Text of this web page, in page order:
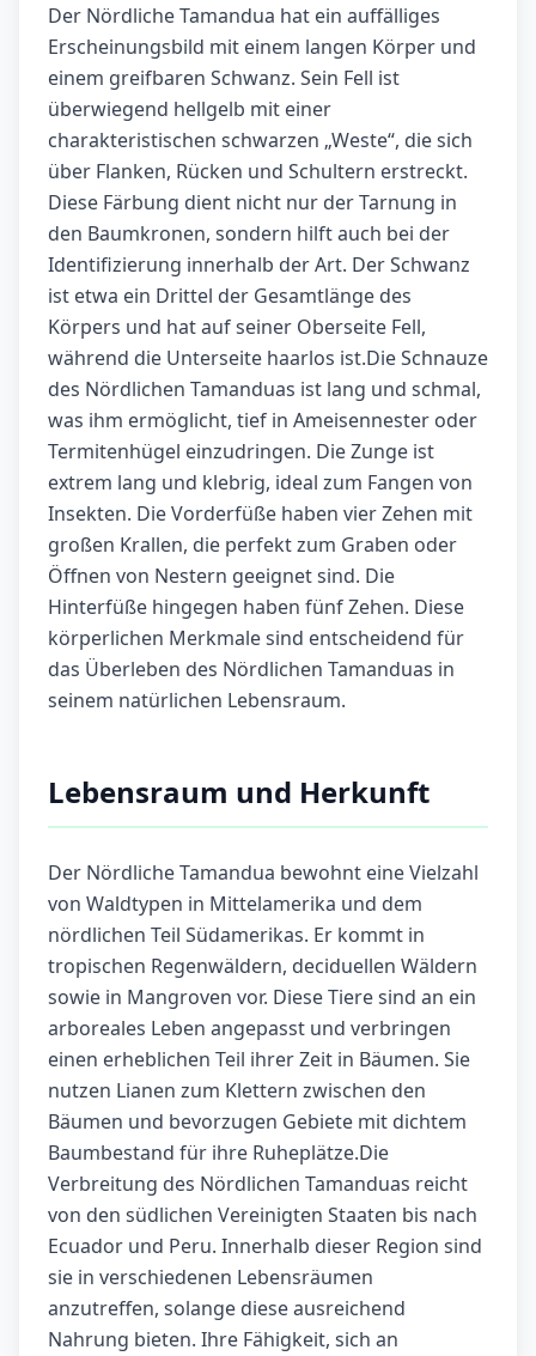
Der Nördliche Tamandua hat ein auffälliges
Erscheinungsbild mit einem langen Körper und
einem greifbaren Schwanz. Sein Fell ist
überwiegend hellgelb mit einer
charakteristischen schwarzen „Weste“, die sich
über Flanken, Rücken und Schultern erstreckt.
Diese Färbung dient nicht nur der Tarnung in
den Baumkronen, sondern hilft auch bei der
Identifizierung innerhalb der Art. Der Schwanz
ist etwa ein Drittel der Gesamtlänge des
Körpers und hat auf seiner Oberseite Fell,
während die Unterseite haarlos ist.Die Schnauze
des Nördlichen Tamanduas ist lang und schmal,
was ihm ermöglicht, tief in Ameisennester oder
Termitenhügel einzudringen. Die Zunge ist
extrem lang und klebrig, ideal zum Fangen von
Insekten. Die Vorderfüße haben vier Zehen mit
großen Krallen, die perfekt zum Graben oder
Öffnen von Nestern geeignet sind. Die
Hinterfüße hingegen haben fünf Zehen. Diese
körperlichen Merkmale sind entscheidend für
das Überleben des Nördlichen Tamanduas in
seinem natürlichen Lebensraum.
Lebensraum und Herkunft
Der Nördliche Tamandua bewohnt eine Vielzahl
von Waldtypen in Mittelamerika und dem
nördlichen Teil Südamerikas. Er kommt in
tropischen Regenwäldern, deciduellen Wäldern
sowie in Mangroven vor. Diese Tiere sind an ein
arboreales Leben angepasst und verbringen
einen erheblichen Teil ihrer Zeit in Bäumen. Sie
nutzen Lianen zum Klettern zwischen den
Bäumen und bevorzugen Gebiete mit dichtem
Baumbestand für ihre Ruheplätze.Die
Verbreitung des Nördlichen Tamanduas reicht
von den südlichen Vereinigten Staaten bis nach
Ecuador und Peru. Innerhalb dieser Region sind
sie in verschiedenen Lebensräumen
anzutreffen, solange diese ausreichend
Nahrung bieten. Ihre Fähigkeit, sich an